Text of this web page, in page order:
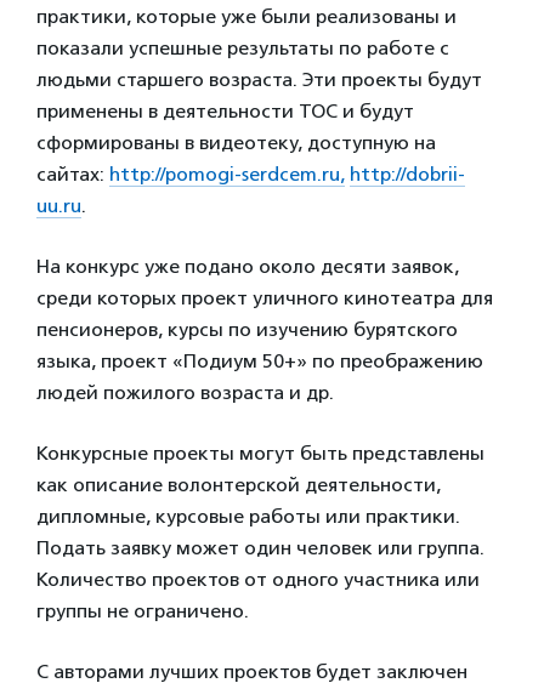
практики, которые уже были реализованы и
показали успешные результаты по работе с
людьми старшего возраста. Эти проекты будут
применены в деятельности ТОС и будут
сформированы в видеотеку, доступную на
сайтах: http://pomogi-serdcem.ru, http://dobrii-
uu.ru.
На конкурс уже подано около десяти заявок,
среди которых проект уличного кинотеатра для
пенсионеров, курсы по изучению бурятского
языка, проект «Подиум 50+» по преображению
людей пожилого возраста и др.
Конкурсные проекты могут быть представлены
как описание волонтерской деятельности,
дипломные, курсовые работы или практики.
Подать заявку может один человек или группа.
Количество проектов от одного участника или
группы не ограничено.
С авторами лучших проектов будет заключен